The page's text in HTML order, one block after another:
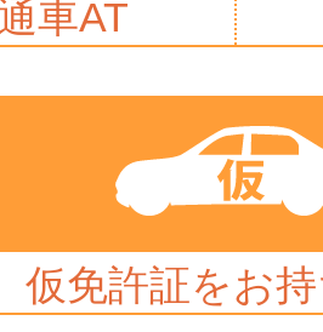
車AT
仮免許証をお